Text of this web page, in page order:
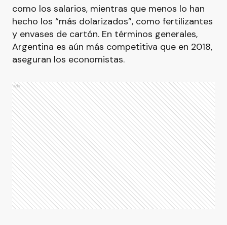
como los salarios, mientras que menos lo han
hecho los “más dolarizados”, como fertilizantes
y envases de cartón. En términos generales,
Argentina es aún más competitiva que en 2018,
aseguran los economistas.
Ads